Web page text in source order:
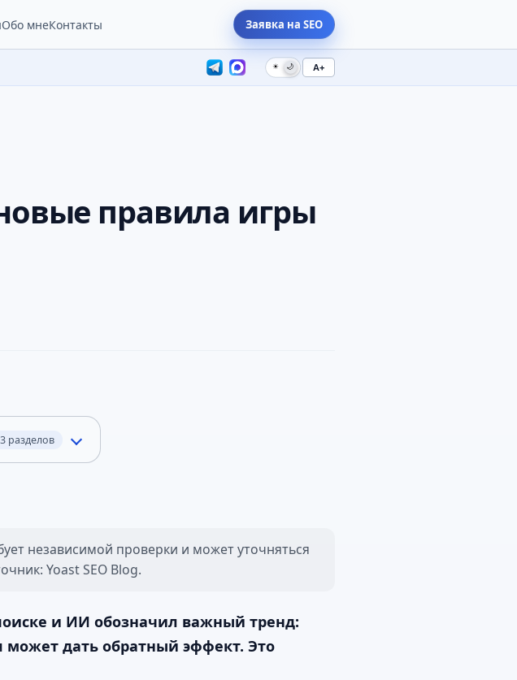
Обо мнеКонтакты Заявка на SEO
☀ 🌙 A+
правила игры
3 разделов
независимой проверки и может уточняться
Yoast SEO Blog.
и ИИ обозначил важный тренд:
может дать обратный эффект. Это